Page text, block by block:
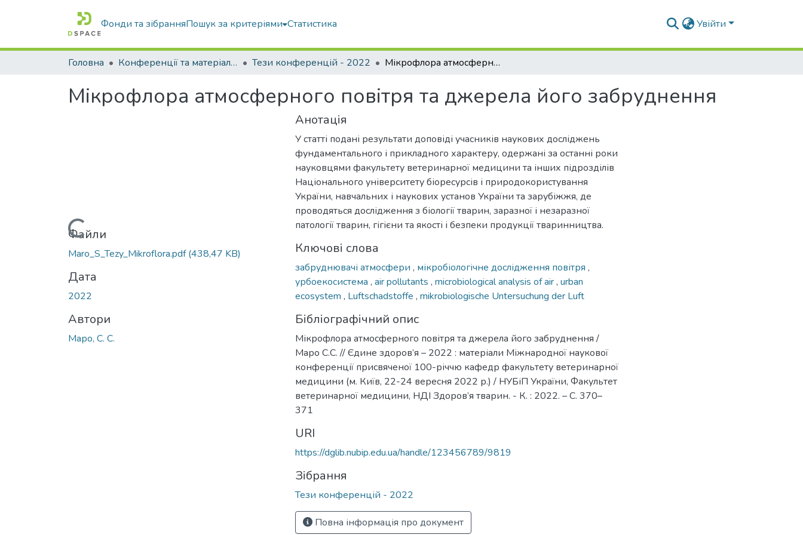
Фонди та зібранняПошук за критеріями Статистика Увійти
Головна Конференції та матеріали конференцій Тези конференцій - 2022 Мікрофлора атмосферного повітря та джерела його забруднення
Мікрофлора атмосферного повітря та джерела його забруднення
Вантажиться...
Файли
Maro_S_Tezy_Mikroflora.pdf(438,47 KB)
Дата
2022
Автори
Маро, С. С.
Анотація
У статті подані результати доповіді учасників наукових досліджень
фундаментального і прикладного характеру, одержані за останні роки
науковцями факультету ветеринарної медицини та інших підрозділів
Національного університету біоресурсів і природокористування
України, навчальних і наукових установ України та зарубіжжя, де
проводяться дослідження з біології тварин, заразної і незаразної
патології тварин, гігієни та якості і безпеки продукції тваринництва.
Ключові слова
забруднювачі атмосфери , мікробіологічне дослідження повітря ,
урбоекосистема , air pollutants , microbiological analysis of air, urban
ecosystem , Luftschadstoffe , mikrobiologische Untersuchung der Luft
Бібліографічний опис
Мікрофлора атмосферного повітря та джерела його забруднення /
Маро С.С. // Єдине здоров’я – 2022 : матеріали Міжнародної наукової
конференції присвяченої 100-річчю кафедр факультету ветеринарної
медицини (м. Київ, 22-24 вересня 2022 р.) / НУБіП України, Факультет
ветеринарної медицини, НДІ Здоров’я тварин. - К. : 2022. – С. 370–
371
URI
https://dglib.nubip.edu.ua/handle/123456789/9819
Зібрання
Тези конференцій - 2022
Повна інформація про документ